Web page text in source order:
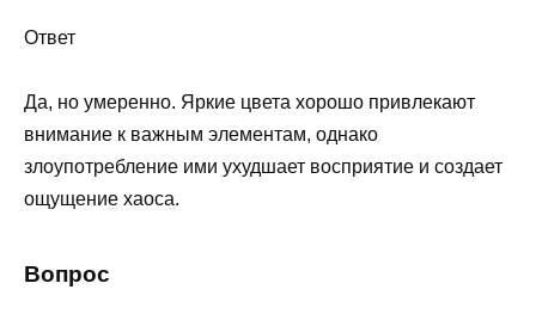
Ответ
Да, но умеренно. Яркие цвета хорошо привлекают
внимание к важным элементам, однако
злоупотребление ими ухудшает восприятие и создает
ощущение хаоса.
Вопрос